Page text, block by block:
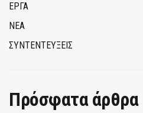
ΕΡΓΑ
ΝΕΑ
ΣΥΝΤΕΝΤΕΥΞΕΙΣ
Πρόσφατα άρθρα